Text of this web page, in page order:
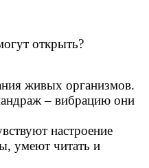
открыть?
живых организмов.
– вибрацию они
настроение
, умеют читать и